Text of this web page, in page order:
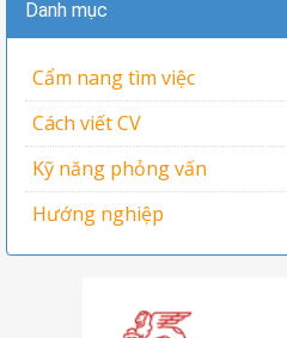
Danh mục
Cẩm nang tìm việc
Cách viết CV
Kỹ năng phỏng vấn
Hướng nghiệp